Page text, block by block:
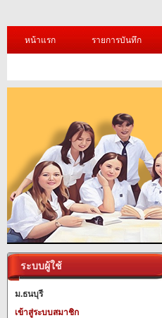
หน้าแรก รายการบันทึก
ระบบผู้ใช้
ม.ธนบุรี
เข้าสู่ระบบสมาชิก